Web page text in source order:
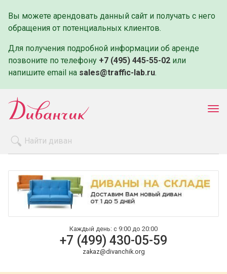
Вы можете арендовать данный сайт и получать с него
обращения от потенциальных клиентов.
Для получения подробной информации об аренде
позвоните по телефону +7 (495) 445-55-02 или
напишите email на sales@traffic-lab.ru.
Оплата и доставка
Контакты
Каждый день: с 9:00 до 20:00
+7 (499) 430-05-59
zakaz@divanchik.org